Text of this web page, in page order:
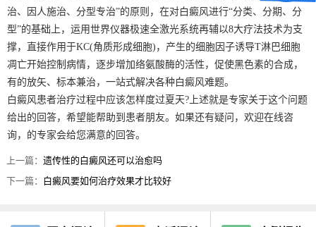
治、因人施治、分型专治”的原则，在对白癜风进行“分类、分期、分
型”的基础上，运用世界仪器极速全激光系统再辅以8大疗法技术为支
撑，直接作用于KC(角质形成细胞)，产生的细胞因子诱导T淋巴细胞
凋亡开始控制病情，逐步增加络氨酸酶的活性，促使黑色素的合成，
有的放矢、标本兼治，一站式解决各种白癜风难题。
白癜风患者治疗过程中应该怎样度过夏天?上述就是专家关于这个问题
给出的回答，希望能帮助到患者朋友。如果还有疑问，欢迎在线咨
询，的专家会给您满意的回答。
上一篇：遗传性的白癜风还可以治愈吗
下一篇： 白癜风要如何治疗效果才比较好